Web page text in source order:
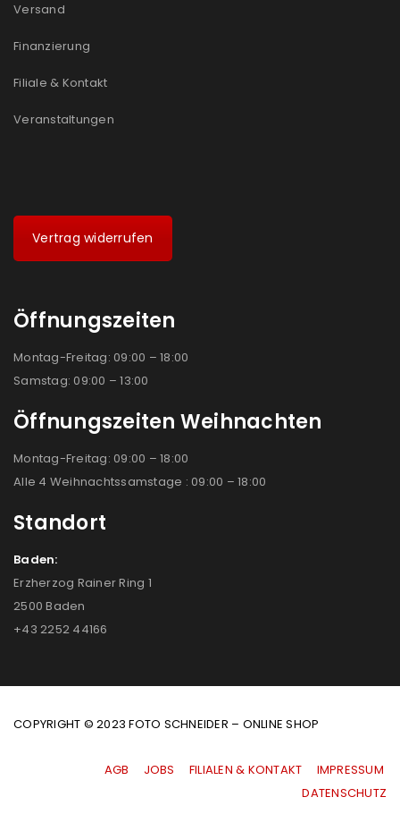
akzeptiere die
Versand
Finanzierung
Filiale & Kontakt
Veranstaltungen
Vertrag widerrufen
Öffnungszeiten
Montag-Freitag: 09:00 – 18:00
Samstag: 09:00 – 13:00
Öffnungszeiten Weihnachten
Montag-Freitag: 09:00 – 18:00
Alle 4 Weihnachtssamstage : 09:00 – 18:00
Standort
Baden:
Erzherzog Rainer Ring 1
2500 Baden
+43 2252 44166
COPYRIGHT © 2023 FOTO SCHNEIDER – ONLINE SHOP
AGB JOBS FILIALEN & KONTAKT
IMPRESSUM
|DATENSCHUTZ